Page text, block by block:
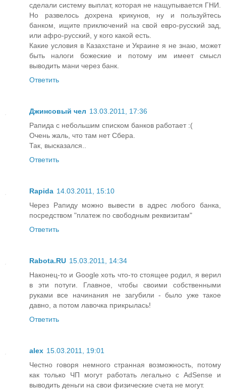
сделали систему выплат, которая не нащупывается ГНИ.
Но развелось дохрена крикунов, ну и пользуйтесь
банком, ищите приключений на свой евро-русский зад,
или афро-русский, у кого какой есть.
Какие условия в Казахстане и Украине я не знаю, может
быть налоги божеские и потому им имеет смысл
выводить мани через банк.
Ответить
Джинсовый чел 13.03.2011, 17:36
Рапида с небольшим списком банков работает :(
Очень жаль, что там нет Сбера.
Так, высказался..
Ответить
Rapida 14.03.2011, 15:10
Через Рапиду можно вывести в адрес любого банка,
посредством "платеж по свободным реквизитам"
Ответить
Rabota.RU 15.03.2011, 14:34
Наконец-то и Google хоть что-то стоящее родил, я верил
в эти потуги. Главное, чтобы своими собственными
руками все начинания не загубили - было уже такое
давно, а потом лавочка прикрылась!
Ответить
alex 15.03.2011, 19:01
Честно говоря немного странная возможность, потому
как только ЧП могут работать легально с AdSense и
выводить деньги на свои физические счета не могут.